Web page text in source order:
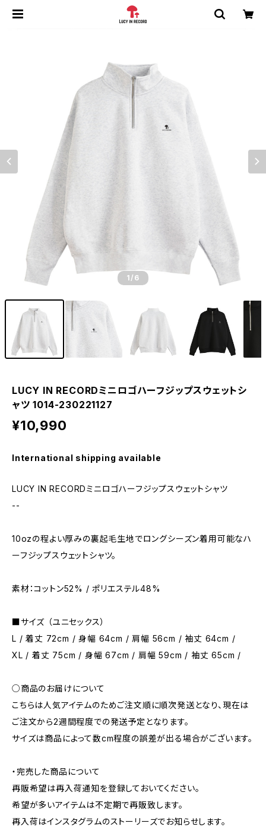
1 /6
LUCY IN RECORDミニロゴハーフジップスウェットシ
ャツ 1014-230221127
¥10,990
International shipping available
LUCY IN RECORDミニロゴハーフジップスウェットシャツ
--
10ozの程よい厚みの裏起毛生地でロングシーズン着用可能なハ
ーフジップスウェットシャツ。
素材：コットン52% / ポリエステル48%
■サイズ （ユニセックス）
L / 着丈 72cm / 身幅 64cm / 肩幅 56cm / 袖丈 64cm /
XL / 着丈 75cm / 身幅 67cm / 肩幅 59cm / 袖丈 65cm /
○商品のお届けについて
こちらは人気アイテムのためご注文順に順次発送となり、現在は
ご注文から2週間程度での発送予定となります。
サイズは商品によって数cm程度の誤差が出る場合がございます。
・完売した商品について
再販希望は再入荷通知を登録しておいてください。
希望が多いアイテムは不定期で再販致します。
再入荷はインスタグラムのストーリーズでお知らせします。